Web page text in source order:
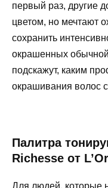
первый раз, другие
цветом, но мечтают
сохранить
окрашенных
подскажут, каким
окрашивания волос
Палитра
Richesse от
Для людей, которые